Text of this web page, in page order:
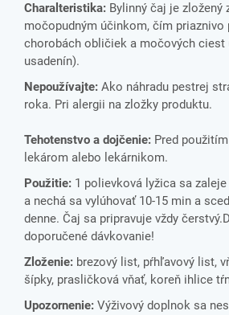
Charalteristika: Bylinný čaj je zložený
močopudným účinkom, čím priaznivo
chorobách obličiek a močových ciest
usadenín).
Nepoužívajte: Ako náhradu pestrej
roka. Pri alergii na zložky produktu.
Tehotenstvo a dojčenie: Pred
lekárom alebo lekárnikom.
Použitie: 1 polievková lyžica sa
a nechá sa vylúhovať 10-15 min a
denne. Čaj sa pripravuje vždy
doporučené dávkovanie!
Zloženie: brezový list, pŕhľavový list,
šípky, prasličková vňať, koreň ihlice
Upozornenie: Výživový doplnok sa